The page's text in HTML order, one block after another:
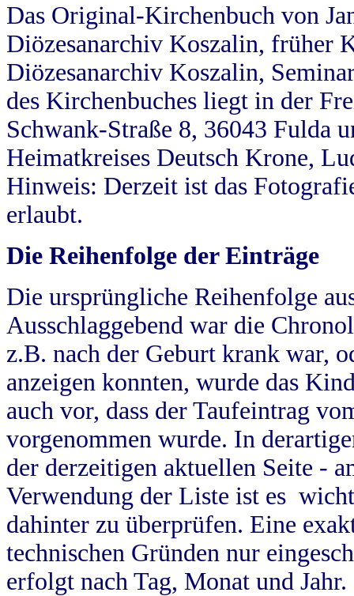
Das Original-Kirchenbuch von
Diözesanarchiv Koszalin, früher
Diözesanarchiv Koszalin,
des Kirchenbuches liegt in der
Schwank-Straße 8, 36043 Fulda
Heimatkreises Deutsch Krone,
Hinweis: Derzeit ist das
erlaubt.
Die Reihenfolge der Einträge
Die ursprüngliche Reihenfolge
Ausschlaggebend war die
z.B. nach der Geburt krank war,
anzeigen konnten, wurde das
auch vor, dass der Taufeintrag
vorgenommen wurde. In
der derzeitigen aktuellen Seite -
Verwendung der Liste ist es
dahinter zu überprüfen. Eine
technischen Gründen nur
erfolgt nach Tag, Monat und Jahr.